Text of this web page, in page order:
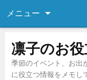
メニュー
凛子のお
季節のイベント、お出
に役立つ情報をメモし